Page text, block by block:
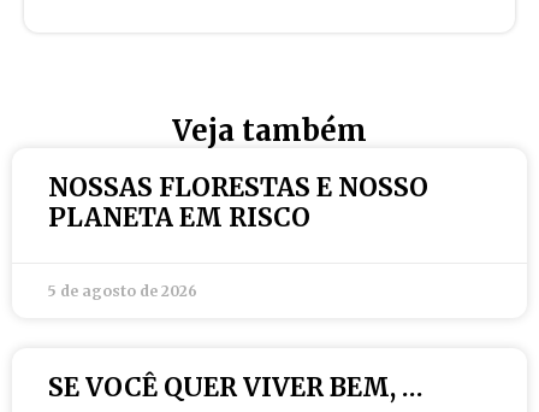
Veja também
NOSSAS FLORESTAS E NOSSO
PLANETA EM RISCO
5 de agosto de 2026
SE VOCÊ QUER VIVER BEM, …